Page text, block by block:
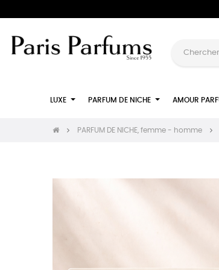
LUXE PARFUM DE NICHE AMOUR
PARFUM DE NICHE, femme - homme